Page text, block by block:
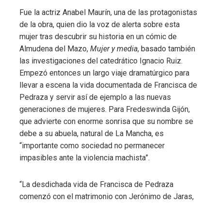
Fue la actriz Anabel Maurín, una de las protagonistas
de la obra, quien dio la voz de alerta sobre esta
mujer tras descubrir su historia en un cómic de
Almudena del Mazo, Mujer y media, basado también
las investigaciones del catedrático Ignacio Ruiz.
Empezó entonces un largo viaje dramatúrgico para
llevar a escena la vida documentada de Francisca de
Pedraza y servir así de ejemplo a las nuevas
generaciones de mujeres. Para Fredeswinda Gijón,
que advierte con enorme sonrisa que su nombre se
debe a su abuela, natural de La Mancha, es
“importante como sociedad no permanecer
impasibles ante la violencia machista”.
“La desdichada vida de Francisca de Pedraza
comenzó con el matrimonio con Jerónimo de Jaras,